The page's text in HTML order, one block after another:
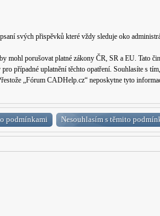
svých přispěvků které vždy sleduje oko
porušovat platné zákony ČR, SR a EU. Tato
případné uplatnění těchto opatření. Souhlasíte s
„Fórum CADHelp.cz“ neposkytne tyto